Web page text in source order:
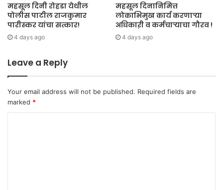
महसूल दिनी रोहडा येथील
पोलीस पाटील राजकुमार
पारीस्कर यांचा सत्कार!
4 days ago
महसूल दिनानिमित्त
लोकाभिमुख कार्य करणाऱ्या
अधिकाऱी व कर्मचाऱ्याचा गौरव !
4 days ago
Leave a Reply
Your email address will not be published. Required fields are
marked *